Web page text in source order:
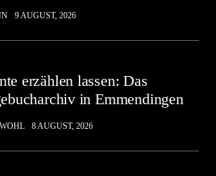
9 AUGUST, 2026
erzählen lassen: Das
in Emmendingen
8 AUGUST, 2026